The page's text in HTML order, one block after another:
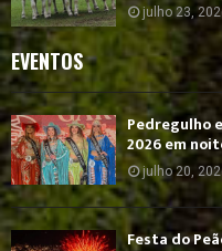
julho 23,
EVENTOS
Pedregulho
2026 em
julho 20,
Festa do